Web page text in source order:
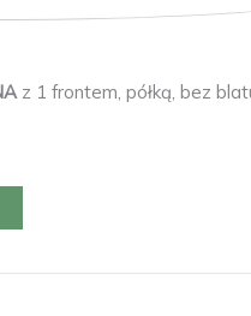
z 1 frontem, półką, bez